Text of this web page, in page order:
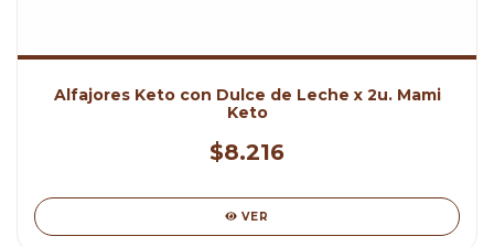
Alfajores Keto con Dulce de Leche x 2u. Mami
Keto
$8.216
VER